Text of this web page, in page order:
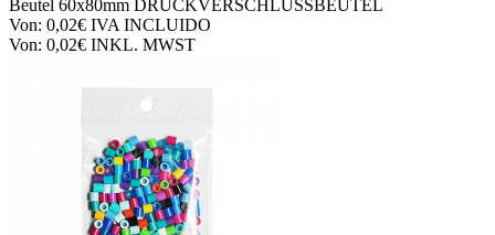
Beutel 60x80mm DRUCKVERSCHLUSSBEUTEL
Von: 0,02€ IVA INCLUIDO
Von: 0,02€ INKL. MWST